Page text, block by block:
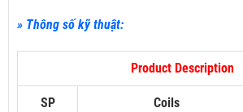
» Thông số kỹ thuật:
Product Description
SP Coils